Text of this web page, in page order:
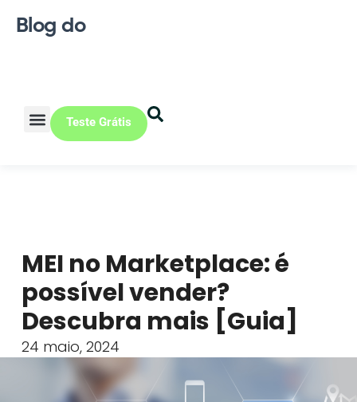
Blog do
Teste Grátis
MEI no Marketplace: é
possível vender?
Descubra mais [Guia]
24 maio, 2024